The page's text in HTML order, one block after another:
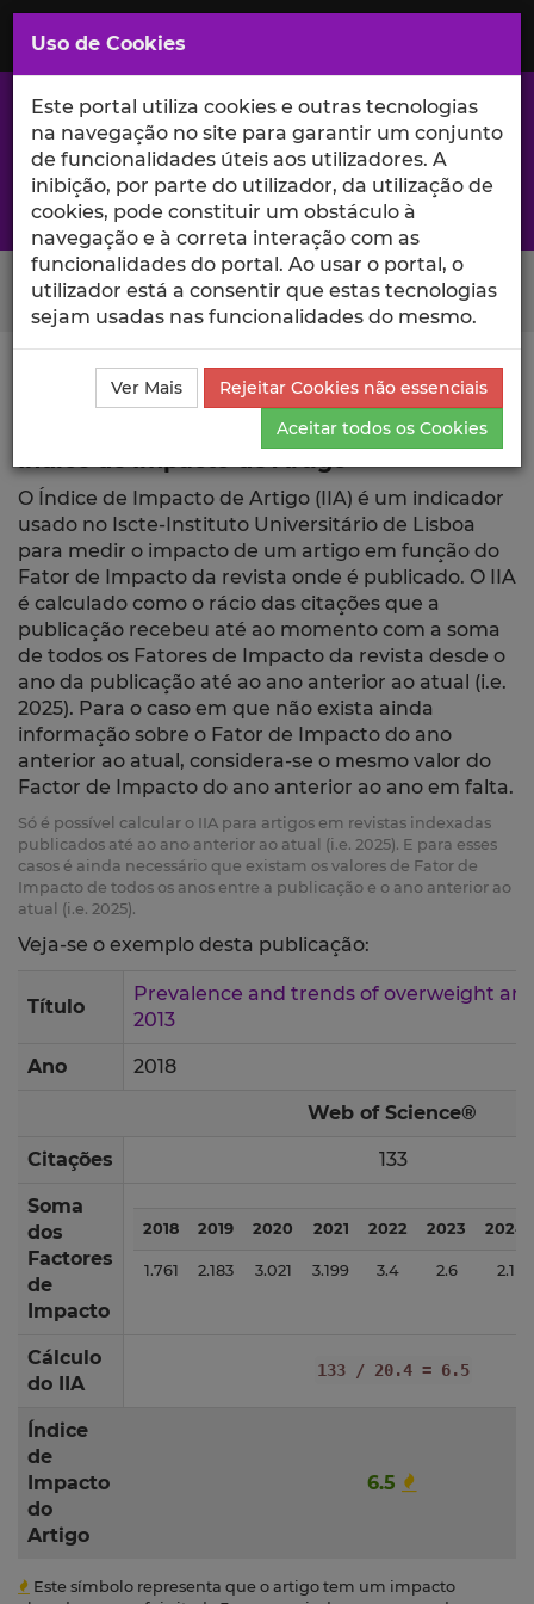
Saltar
para
Conteúdo
Principal
A excelência da investigação e ciência no Iscte
Search Button
Ciência_Iscte Publicações
Índice de Impacto de
O Índice de Impacto de Artigo (IIA) é um indicador
usado no Iscte-Instituto Universitário de Lisboa
para medir o impacto de um artigo em função do
Fator de Impacto da revista onde é publicado. O IIA
é calculado como o rácio das citações que a
publicação recebeu até ao momento com a soma
de todos os Fatores de Impacto da revista desde o
ano da publicação até ao ano anterior ao atual (i.e.
2025). Para o caso em que não exista ainda
informação sobre o Fator de Impacto do ano
anterior ao atual, considera-se o mesmo valor do
Factor de Impacto do ano anterior ao ano em falta.
Só é possível calcular o IIA para artigos em revistas indexadas
publicados até ao ano anterior ao atual (i.e. 2025). E para esses
casos é ainda necessário que existam os valores de Fator de
Impacto de todos os anos entre a publicação e o ano anterior ao
atual (i.e. 2025).
Veja-se o exemplo desta publicação:
Título
Prevalence and trends of overweight
2013
Ano 2018
Web of Science®
Citações 133
Soma
dos
Factores
de
Impacto
2018 2019 2020 2021 2022 2023 2024
1.761 2.183 3.021 3.199 3.4 2.6 2.1
Cálculo
do IIA
133 / 20.4 = 6.5
Índice
de
Impacto
do
Artigo
6.5
Este símbolo representa que o artigo tem um impacto
Uso de Cookies
Este portal utiliza cookies e outras tecnologias
na navegação no site para garantir um conjunto
de funcionalidades úteis aos utilizadores. A
inibição, por parte do utilizador, da utilização de
cookies, pode constituir um obstáculo à
navegação e à correta interação com as
funcionalidades do portal. Ao usar o portal, o
utilizador está a consentir que estas tecnologias
sejam usadas nas funcionalidades do mesmo.
Ver Mais
Rejeitar Cookies não essenciais
Aceitar todos os Cookies